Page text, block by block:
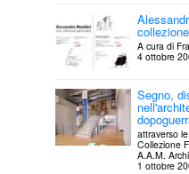
A cura di
4 ottobre
Segno,
attraverso
Collezione
A.A.M.
1 ottobre